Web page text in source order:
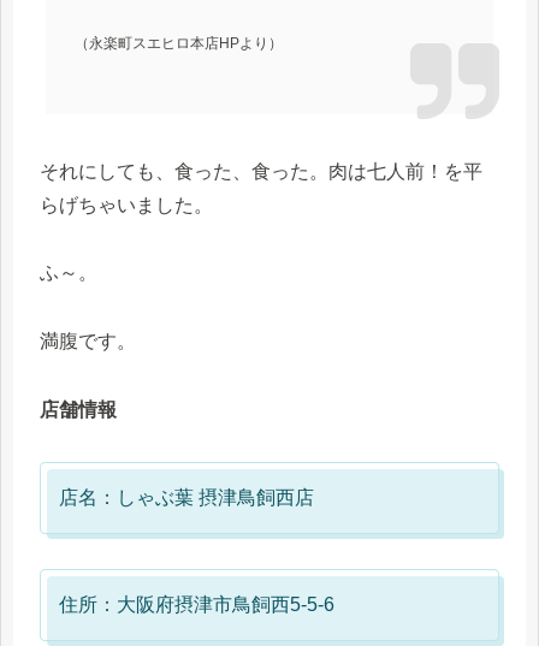
（永楽町スエヒロ本店HPより）
それにしても、食った、食った。肉は七人前！を平
らげちゃいました。
ふ～。
満腹です。
店舗情報
店名：しゃぶ葉 摂津鳥飼西店
住所：大阪府摂津市鳥飼西5-5-6